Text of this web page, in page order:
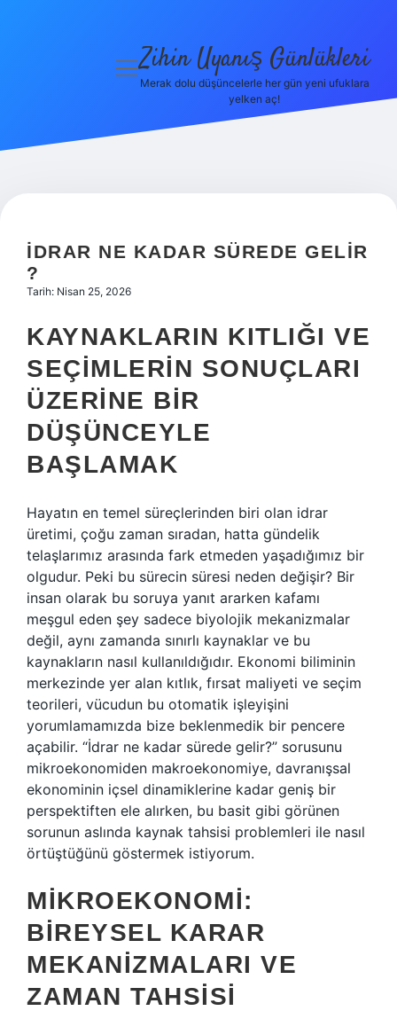
Politikası
menüyü
Zihin Uyanış Günlükleri
Merak dolu düşüncelerle her gün yeni ufuklara
yelken aç!
İDRAR NE KADAR SÜREDE GELIR
?
Tarih: Nisan 25, 2026
KAYNAKLARIN KITLIĞI VE
SEÇIMLERIN SONUÇLARI
ÜZERINE BIR
DÜŞÜNCEYLE
BAŞLAMAK
Hayatın en temel süreçlerinden biri olan idrar
üretimi, çoğu zaman sıradan, hatta gündelik
telaşlarımız arasında fark etmeden yaşadığımız bir
olgudur. Peki bu sürecin süresi neden değişir? Bir
insan olarak bu soruya yanıt ararken kafamı
meşgul eden şey sadece biyolojik mekanizmalar
değil, aynı zamanda sınırlı kaynaklar ve bu
kaynakların nasıl kullanıldığıdır. Ekonomi biliminin
merkezinde yer alan kıtlık, fırsat maliyeti ve seçim
teorileri, vücudun bu otomatik işleyişini
yorumlamamızda bize beklenmedik bir pencere
açabilir. “İdrar ne kadar sürede gelir?” sorusunu
mikroekonomiden makroekonomiye, davranışsal
ekonominin içsel dinamiklerine kadar geniş bir
perspektiften ele alırken, bu basit gibi görünen
sorunun aslında kaynak tahsisi problemleri ile nasıl
örtüştüğünü göstermek istiyorum.
MIKROEKONOMI:
BIREYSEL KARAR
MEKANIZMALARI VE
ZAMAN TAHSISI